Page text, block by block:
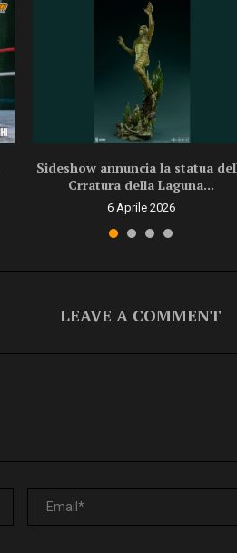
Sideshow annuncia la statua
Crratura della Laguna...
6 Aprile 2026
LEAVE A COMMENT